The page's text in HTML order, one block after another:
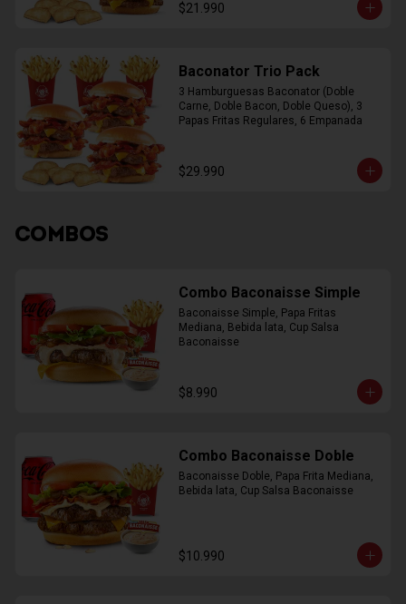
$21.990
Baconator Trio Pack
3 Hamburguesas Baconator (Doble
Carne, Doble Bacon, Doble Queso), 3
Papas Fritas Regulares, 6 Empanada
$29.990
COMBOS
Combo Baconaisse Simple
Baconaisse Simple, Papa Fritas
Mediana, Bebida lata, Cup Salsa
Baconaisse
$8.990
Combo Baconaisse Doble
Baconaisse Doble, Papa Frita Mediana,
Bebida lata, Cup Salsa Baconaisse
$10.990